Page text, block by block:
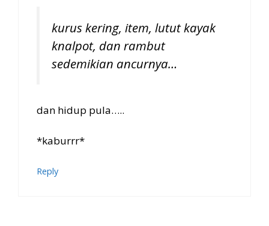
kurus kering, item, lutut kayak
knalpot, dan rambut
sedemikian ancurnya…
dan hidup pula…..
*kaburrr*
Reply